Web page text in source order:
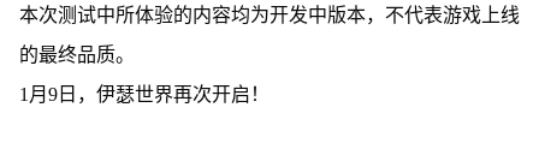
本次测试中所体验的内容均为开发中版本，不代表游戏上线
的最终品质。
1月9日，伊瑟世界再次开启！